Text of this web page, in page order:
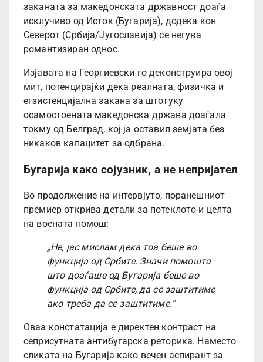
заканата за македонската државност доаѓа
исклучиво од Исток (Бугарија), додека кон
Северот (Србија/Југославија) се негува
романтизиран однос.
Изјавата на Георгиевски го деконструира овој
мит, потенцирајќи дека реалната, физичка и
егзистенцијална закана за штотуку
осамостоената македонска држава доаѓала
токму од Белград, кој ја оставил земјата без
никаков капацитет за одбрана.
Бугарија како сојузник, а не непријател
Во продолжение на интервјуто, поранешниот
премиер открива детали за потеклото и целта
на воената помош:
„Не, јас мислам дека тоа беше во
функција од Србите. Значи помошта
што доаѓаше од Бугарија беше во
функција од Србите, да се заштитиме
ако треба да се заштитиме.“
Оваа констатација е директен контраст на
сеприсутната антибугарска реторика. Наместо
сликата на Бугарија како вечен аспирант за